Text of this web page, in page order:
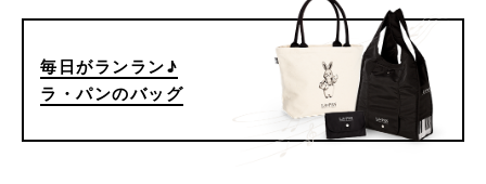
毎日がランラン♪
ラ・パンのバッグ